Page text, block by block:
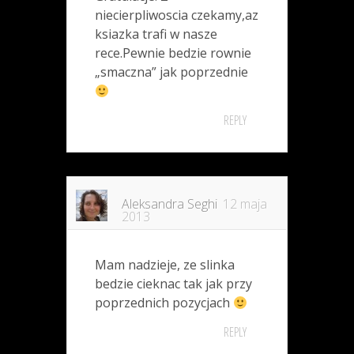
niecierpliwoscia czekamy,az
ksiazka trafi w nasze
rece.Pewnie bedzie rownie
„smaczna” jak poprzednie
REPLY
Aleksandra Seghi 12 maja
2013
Mam nadzieje, ze slinka
bedzie cieknac tak jak przy
poprzednich pozycjach
REPLY